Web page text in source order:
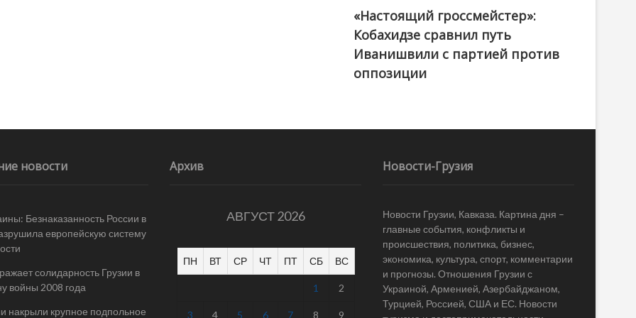
@ქართული ოცნება / Georgian Dream
«Настоящий гроссмейстер»:
Кобахидзе сравнил путь
Иванишвили с партией против
оппозиции
новости
Безнаказанность России в
европейскую систему
солидарность Грузии в
войны 2008 года
накрыли крупное подпольное
Архив
АВГУСТ 2026
ПН ВТ СР ЧТ ПТ СБ ВС
1 2
3 4 5 6 7 8 9
Новости-Грузия
Новости Грузии, Кавказа. Картина дня –
главные события, конфликты и
происшествия, политика, бизнес,
экономика, культура, спорт, комментарии
и прогнозы. Отношения Грузии с
Украиной, Арменией, Азербайджаном,
Турцией, Россией, США и ЕС. Новости